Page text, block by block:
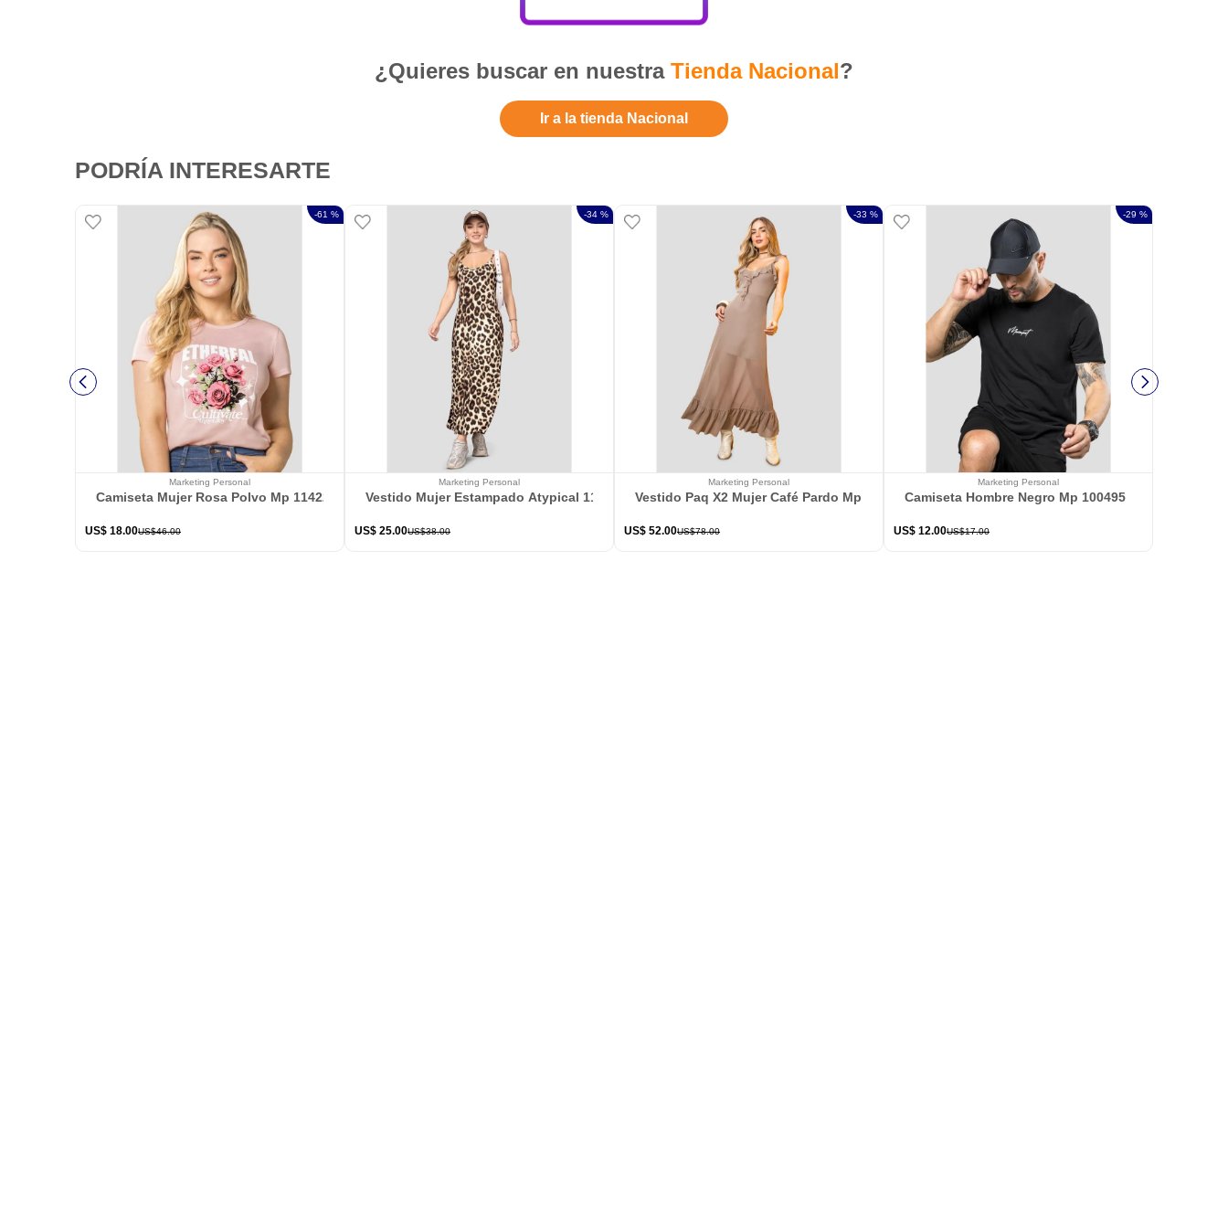
¿Quieres buscar en nuestra Tienda Nacional?
Ir a la tienda Nacional
PODRÍA INTERESARTE
-61 %
Marketing Personal
Camiseta Mujer Rosa Polvo Mp 114226
US$46.00
US$ 18.00
-34 %
Marketing Personal
Vestido Mujer Estampado Atypical 113802
US$38.00
US$ 25.00
-33 %
Marketing Personal
Vestido Paq X2 Mujer Café Pardo Mp 114363
US$78.00
US$ 52.00
-29 %
Marketing Personal
Camiseta Hombre Negro Mp 100495
US$17.00
US$ 12.00